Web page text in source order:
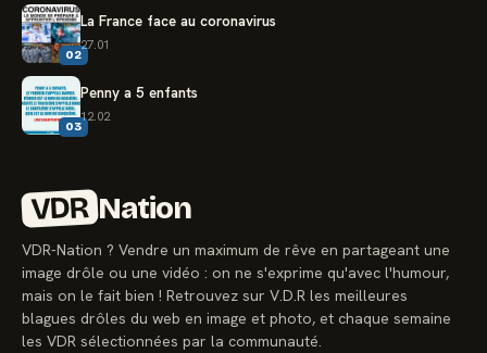
02
La France face au coronavirus
27.01
03
Penny a 5 enfants
12.02
VDR Nation
VDR-Nation ? Vendre un maximum de rêve en partageant une
image drôle ou une vidéo : on ne s'exprime qu'avec l'humour,
mais on le fait bien ! Retrouvez sur V.D.R les meilleures
blagues drôles du web en image et photo, et chaque semaine
les VDR sélectionnées par la communauté.